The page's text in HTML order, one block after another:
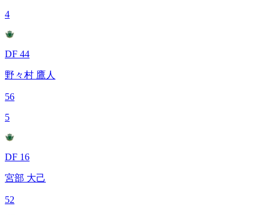
4
DF 44
野々村 鷹人
56
5
DF 16
宮部 大己
52